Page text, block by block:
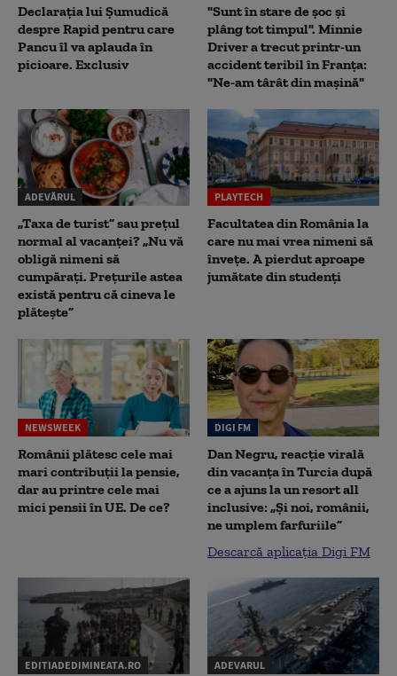
Declarația lui Șumudică
despre Rapid pentru care
Pancu îl va aplauda în
picioare. Exclusiv
"Sunt în stare de șoc și
plâng tot timpul". Minnie
Driver a trecut printr-un
accident teribil în Franța:
"Ne-am târât din mașină"
ADEVĂRUL
„Taxa de turist” sau prețul
normal al vacanței? „Nu vă
obligă nimeni să
cumpărați. Prețurile astea
există pentru că cineva le
plătește”
PLAYTECH
Facultatea din România la
care nu mai vrea nimeni să
înveţe. A pierdut aproape
jumătate din studenţi
NEWSWEEK
Românii plătesc cele mai
mari contribuții la pensie,
dar au printre cele mai
mici pensii în UE. De ce?
DIGI FM
Dan Negru, reacție virală
din vacanța în Turcia după
ce a ajuns la un resort all
inclusive: „Și noi, românii,
ne umplem farfuriile”
Descarcă aplicația Digi FM
EDITIADEDIMINEATA.RO ADEVARUL